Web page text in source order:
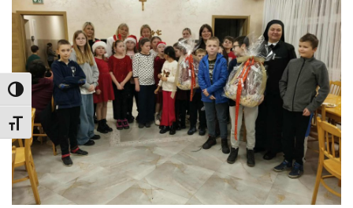
Toggle High Contrast
Toggle Font size